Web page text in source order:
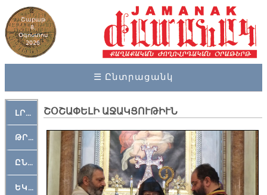
Շաբաթ
8,
Օգոստոս
2026
☰ Ընտրացանկ
ԼՐԱՀՈՍ
ԹՐՔԱՀԱՅ ԿԵԱՆՔ
ԸՆԿԵՐԱՄՇԱԿՈՒԹԱՅԻՆ
ԵԿԵՂԵՑԱԿԱՆ
ՇՕՇԱՓԵԼԻ ԱՋԱԿՑՈՒԹԻՒՆ